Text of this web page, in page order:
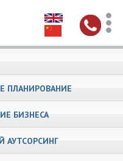
ПЛАНИРОВАНИЕ
БИЗНЕСА
АУТСОРСИНГ